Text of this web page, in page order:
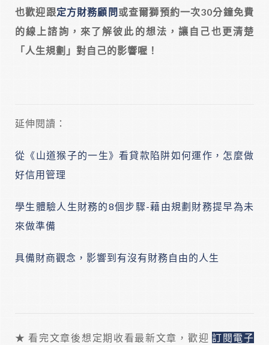
也歡迎跟定方財務顧問或查爾獅預約一次30分鐘免費
的線上諮詢，來了解彼此的想法，讓自己也更清楚
「人生規劃」對自己的影響喔！
延伸閱讀：
從《山道猴子的一生》看貸款陷阱如何運作，怎麼做
好信用管理
學生體驗人生財務的8個步驟-藉由規劃財務提早為未
來做準備
具備財商觀念，影響到有沒有財務自由的人生
★ 看完文章後想定期收看最新文章，歡迎 訂閱電子